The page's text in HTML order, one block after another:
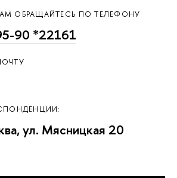
ОБРАЩАЙТЕСЬ ПО ТЕЛЕФОНУ
90 *22161
ул. Мясницкая 20